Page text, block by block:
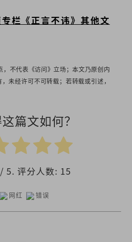
栏《正言不讳》其他文
，不代表《访问》立场；本文乃原创内
未经许可不可转载；若转载或引述，
篇文如何？
/ 5. 评分人数: 15
网红 错误